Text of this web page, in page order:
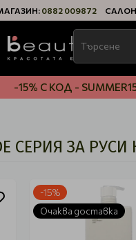
0882 009872
-15% С КОД -
СЕРИЯ ЗА
-15%
Очаква доставка